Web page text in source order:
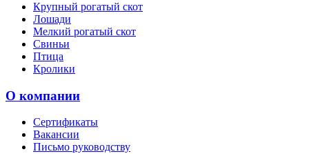
Крупный рогатый скот
Лошади
Мелкий рогатый скот
Свиньи
Птица
Кролики
О компании
Сертификаты
Вакансии
Письмо руководству